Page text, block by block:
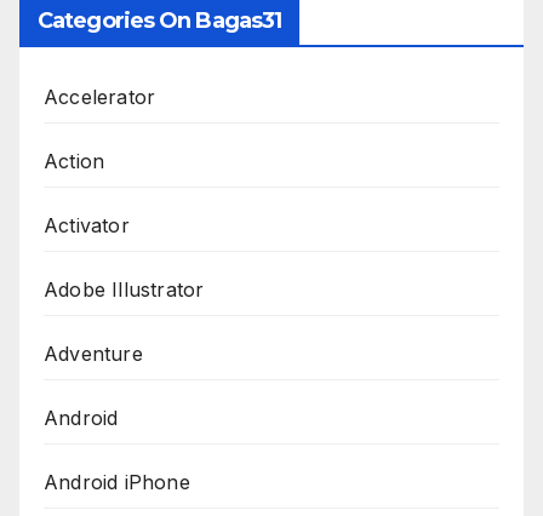
Categories On Bagas31
Accelerator
Action
Activator
Adobe Illustrator
Adventure
Android
Android iPhone